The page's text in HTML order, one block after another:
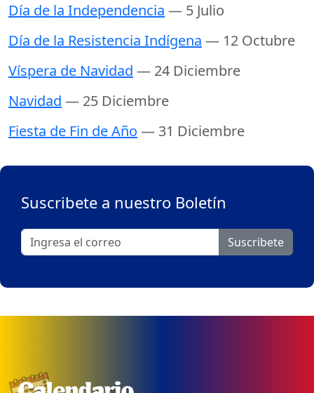
Día de la Independencia — 5 Julio
Día de la Resistencia Indígena — 12 Octubre
Víspera de Navidad — 24 Diciembre
Navidad — 25 Diciembre
Fiesta de Fin de Año — 31 Diciembre
Suscribete a nuestro Boletín
Suscribete